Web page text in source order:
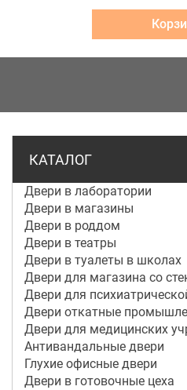
КАТАЛОГ
Двери в лаборатории
Двери в магазины
Двери в роддом
Двери в театры
Двери в туалеты в школах
Двери для магазина со
Двери для
Двери откатные
Двери для медицинских
Антивандальные двери
Глухие офисные двери
Двери в готовочные цеха